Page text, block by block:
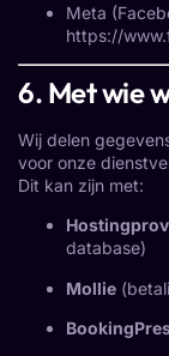
Meta
https://
6. Met wie
Wij delen
voor onze
Dit kan zijn met:
database)
Mollie